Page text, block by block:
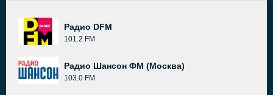
Радио DFM
101.2 FM
Радио Шансон ФМ (Москва)
103.0 FM